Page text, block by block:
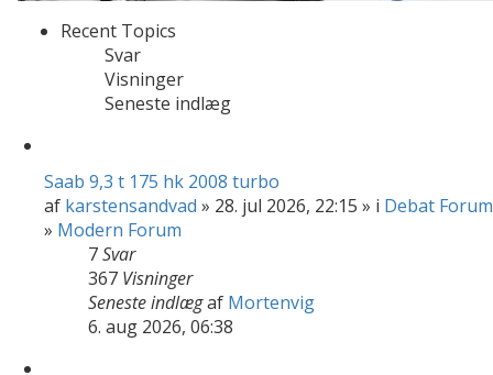
Recent Topics
Svar
Visninger
Seneste indlæg
Saab 9,3 t 175 hk 2008 turbo
af karstensandvad » 28. jul 2026, 22:15 » i Debat Forum
» Modern Forum
7Svar
367 Visninger
Seneste indlægaf Mortenvig
6. aug 2026, 06:38